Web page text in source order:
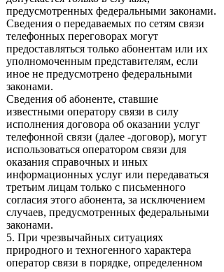
предусмотренных федеральными законами.
Сведения о передаваемых по сетям связи
телефонных переговорах могут
предоставляться только абонентам или их
уполномоченным представителям, если
иное не предусмотрено федеральными
законами.
Сведения об абоненте, ставшие
известными оператору связи в силу
исполнения договора об оказании услуг
телефонной связи (далее -договор), могут
использоваться оператором связи для
оказания справочных и иных
информационных услуг или передаваться
третьим лицам только с письменного
согласия этого абонента, за исключением
случаев, предусмотренных федеральными
законами.
5. При чрезвычайных ситуациях
природного и техногенного характера
оператор связи в порядке, определенном